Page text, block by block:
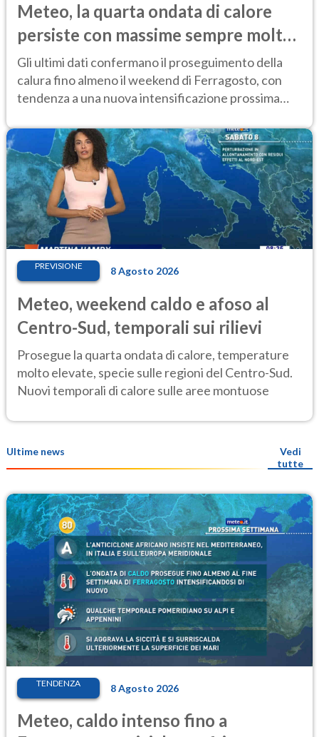
Meteo, la quarta ondata di calore
persiste con massime sempre molto
elevate
Gli ultimi dati confermano il proseguimento della
calura fino almeno il weekend di Ferragosto, con
tendenza a una nuova intensificazione prossima
PREVISIONE 8 Agosto 2026
Meteo, weekend caldo e afoso al
Centro-Sud, temporali sui rilievi
Prosegue la quarta ondata di calore, temperature
molto elevate, specie sulle regioni del Centro-Sud.
Nuovi temporali di calore sulle aree montuose
Ultime news
Vedi
tutte
TENDENZA 8 Agosto 2026
Meteo, caldo intenso fino a